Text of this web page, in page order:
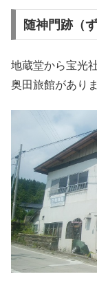
随神門跡（
地蔵堂から宝光
奥田旅館がありま